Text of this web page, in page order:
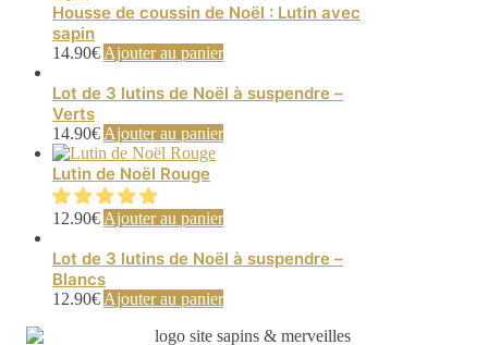
Housse de coussin de Noël : Lutin avec
sapin
14.90€ Ajouter au panier
Lot de 3 lutins de Noël à suspendre –
Verts
14.90€ Ajouter au panier
Lutin de Noël Rouge
12.90€ Ajouter au panier
Lot de 3 lutins de Noël à suspendre –
Blancs
12.90€ Ajouter au panier